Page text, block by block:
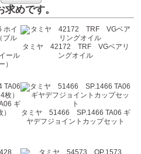
めです。
ール
）
タミヤ 42172 TRF VGベアリ
ングオイル
ギ
タミヤ 51466 SP.1466 TA06 ギ
ヤデフジョイントカップセット